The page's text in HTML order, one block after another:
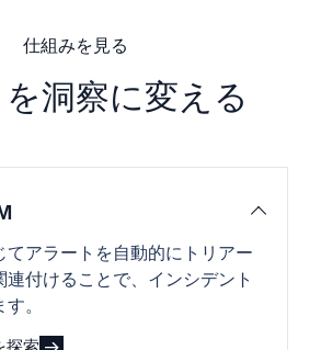
仕組みを見る
洞察に変える
てアラートを自動的にトリアー
連付けることで、インシデント
。